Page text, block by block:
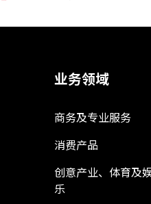
业务领域
商务及专业服务
消费产品
创意产业、体育及
乐